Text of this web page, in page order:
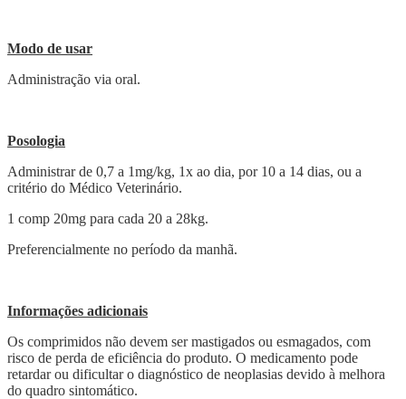
Modo de usar
Administração via oral.
Posologia
Administrar de 0,7 a 1mg/kg, 1x ao dia, por 10 a 14 dias, ou a
critério do Médico Veterinário.
1 comp 20mg para cada 20 a 28kg.
Preferencialmente no período da manhã.
Informações adicionais
Os comprimidos não devem ser mastigados ou esmagados, com
risco de perda de eficiência do produto. O medicamento pode
retardar ou dificultar o diagnóstico de neoplasias devido à melhora
do quadro sintomático.